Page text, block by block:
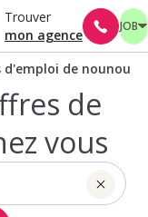
Trouver
mon agence
JOB
d'emploi de nounou
de
vous